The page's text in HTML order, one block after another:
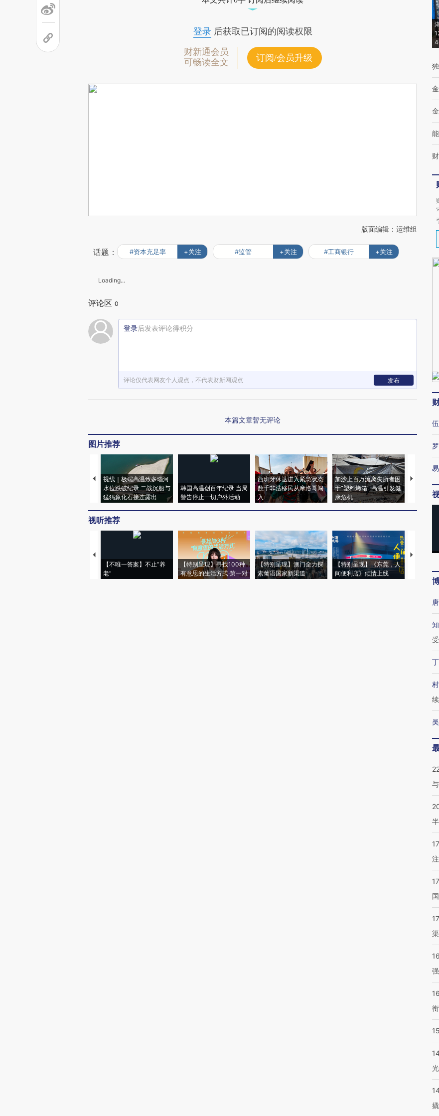
登录后获取已订阅的阅读权限
财新通会员
可畅读全文
订阅/会员升级
版面编辑：运维组
话题： #资本充足率 +关注 #监管 +关注 #工商银行 +关注
Loading...
评论区 0
登录后发表评论得积分
评论仅代表网友个人观点，不代表财新网观点 发布
本篇文章暂无评论
图片推荐
视线｜极端高温致多瑙河
水位跌破纪录 二战沉船与
猛犸象化石接连露出
韩国高温创百年纪录 当局
警告停止一切户外活动
西班牙休达进入紧急状态
数千非法移民从摩洛哥闯
入
加沙上百万流离失所者困
于“塑料烤箱” 高温引发健
康危机
视线｜
心“花钱找
视听推荐
【不唯一答案】不止“养
老”
【特别呈现】寻找100种
有意思的生活方式·第一对
【特别呈现】澳门全力探
索葡语国家新渠道
【特别呈现】《东莞，人
间便利店》倾情上线
【推广】